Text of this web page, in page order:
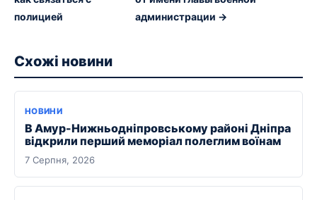
полицией
администрации →
Схожі новини
НОВИНИ
В Амур-Нижньодніпровському районі Дніпра
відкрили перший меморіал полеглим воїнам
7 Серпня, 2026